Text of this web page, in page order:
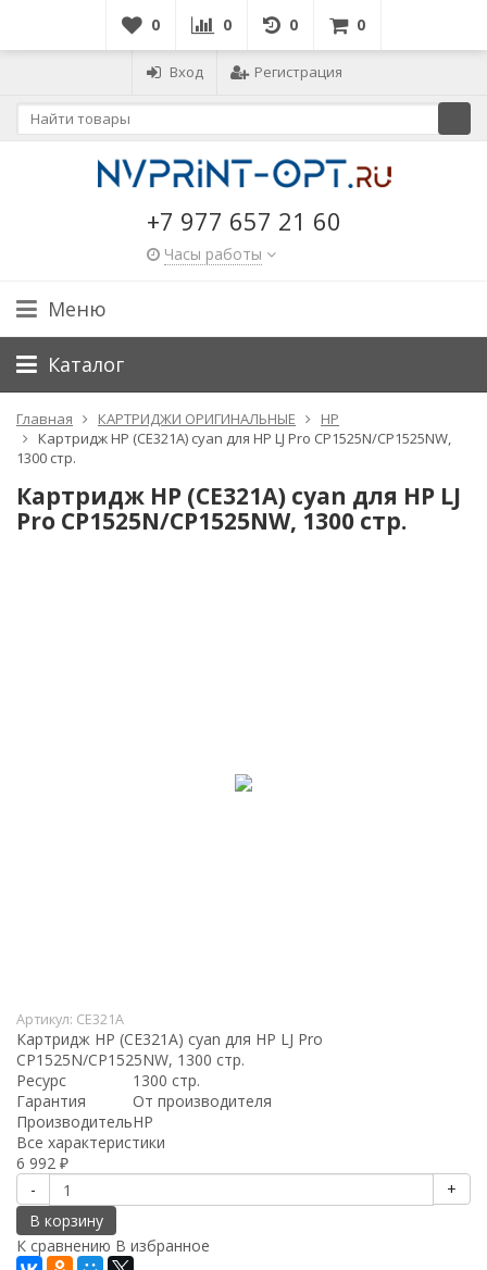
0 0 0 0
Вход Регистрация
+7 977 657 21 60
Часы работы
Меню
Каталог
Главная КАРТРИДЖИ ОРИГИНАЛЬНЫЕ
HP
Картридж HP (CE321A) сyan для HP LJ Pro CP1525N/CP1525NW,
1300 стр.
Картридж HP (CE321A) сyan для HP LJ
Pro CP1525N/CP1525NW, 1300 стр.
Артикул: CE321A
Картридж HP (CE321A) сyan для HP LJ Pro
CP1525N/CP1525NW, 1300 стр.
Ресурс
1300 стр.
Гарантия
От производителя
ПроизводительHP
Все характеристики
6 992 ₽
-
+
В корзину
К сравнению В избранное